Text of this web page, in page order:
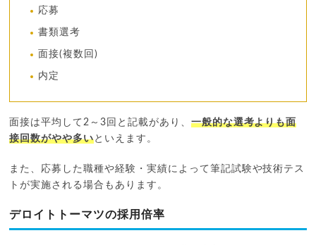
応募
書類選考
面接(複数回)
内定
面接は平均して2～3回と記載があり、 一般的な選考よりも面
接回数がやや多いといえます。
また、応募した職種や経験・実績によって筆記試験や技術テス
トが実施される場合もあります。
デロイトトーマツの採用倍率